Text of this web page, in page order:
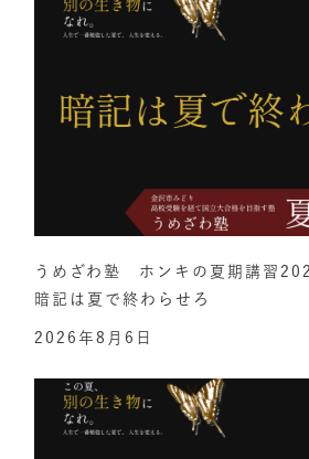
うめざわ塾 ホンキの夏期講習
暗記は夏で終わらせろ
2026年8月6日